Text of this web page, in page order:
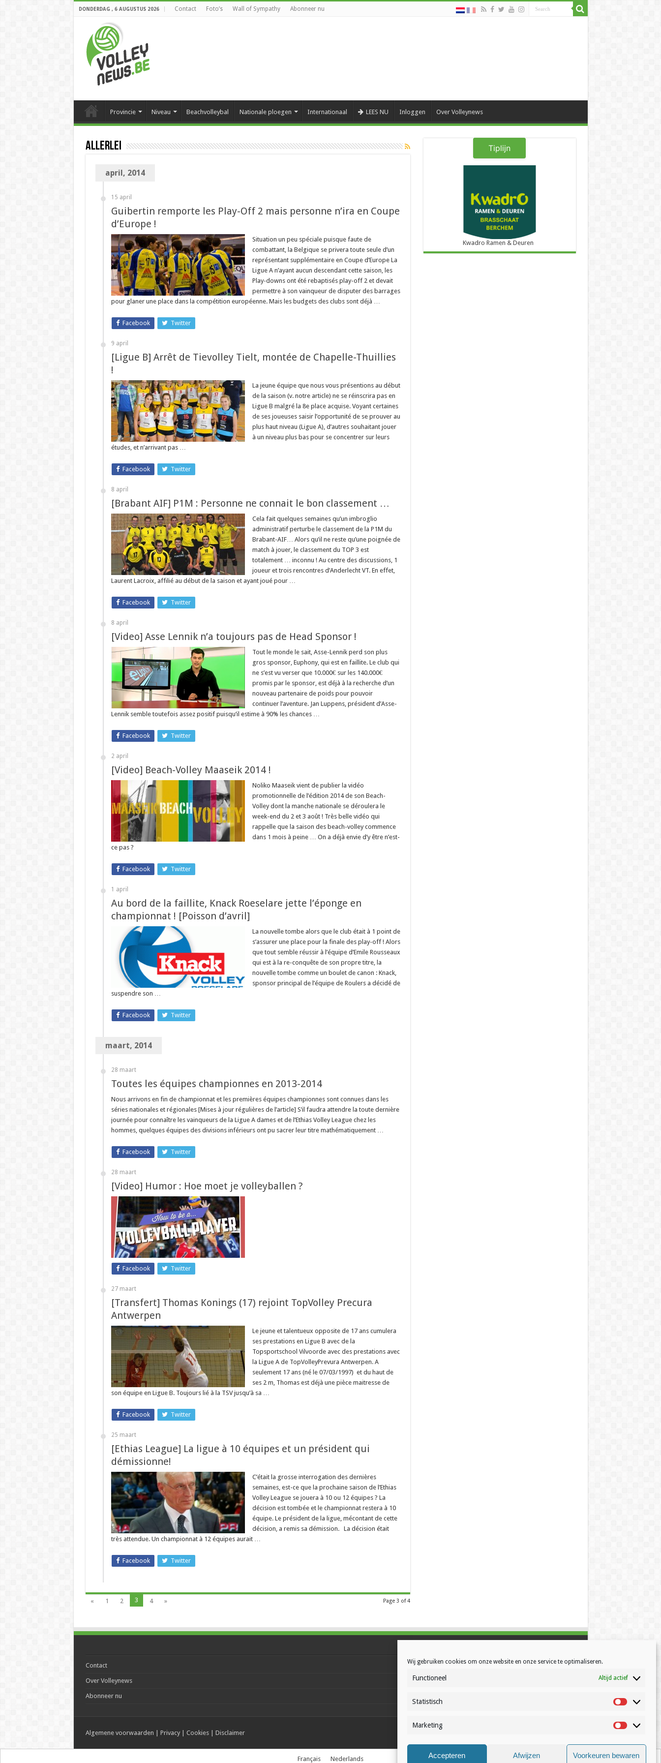
Wij gebruiken cookies om onze website en onze service te optimaliseren.
Functioneel Altijd actief
Statistisch Statistisch
Marketing Marketing
Accepteren Afwijzen Voorkeuren bewaren
DONDERDAG , 6 AUGUSTUS 2026 Contact Foto’s Wall of Sympathy Abonneer nu
Provincie Niveau Beachvolleybal Nationale ploegen Internationaal LEES NU Inloggen Over Volleynews
Allerlei
april, 2014
15 april
Guibertin remporte les Play-Off 2 mais personne n’ira en Coupe
d’Europe !
Situation un peu spéciale puisque faute de
combattant, la Belgique se privera toute seule d’un
représentant supplémentaire en Coupe d’Europe La
Ligue A n’ayant aucun descendant cette saison, les
Play-downs ont été rebaptisés play-off 2 et devait
permettre à son vainqueur de disputer des barrages
pour glaner une place dans la compétition européenne. Mais les budgets des clubs sont déjà …
Facebook Twitter
9 april
[Ligue B] Arrêt de Tievolley Tielt, montée de Chapelle-Thuillies
!
La jeune équipe que nous vous présentions au début
de la saison (v. notre article) ne se réinscrira pas en
Ligue B malgré la 8e place acquise. Voyant certaines
de ses joueuses saisir l’opportunité de se prouver au
plus haut niveau (Ligue A), d’autres souhaitant jouer
à un niveau plus bas pour se concentrer sur leurs
études, et n’arrivant pas …
Facebook Twitter
8 april
[Brabant AIF] P1M : Personne ne connait le bon classement …
Cela fait quelques semaines qu’un imbroglio
administratif perturbe le classement de la P1M du
Brabant-AIF… Alors qu’il ne reste qu’une poignée de
match à jouer, le classement du TOP 3 est
totalement … inconnu ! Au centre des discussions, 1
joueur et trois rencontres d’Anderlecht VT. En effet,
Laurent Lacroix, affilié au début de la saison et ayant joué pour …
Facebook Twitter
8 april
[Video] Asse Lennik n’a toujours pas de Head Sponsor !
Tout le monde le sait, Asse-Lennik perd son plus
gros sponsor, Euphony, qui est en faillite. Le club qui
ne s’est vu verser que 10.000€ sur les 140.000€
promis par le sponsor, est déjà à la recherche d’un
nouveau partenaire de poids pour pouvoir
continuer l’aventure. Jan Luppens, président d’Asse-
Lennik semble toutefois assez positif puisqu’il estime à 90% les chances …
Facebook Twitter
2 april
[Video] Beach-Volley Maaseik 2014 !
Noliko Maaseik vient de publier la vidéo
promotionnelle de l’édition 2014 de son Beach-
Volley dont la manche nationale se déroulera le
week-end du 2 et 3 août ! Très belle vidéo qui
rappelle que la saison des beach-volley commence
dans 1 mois à peine … On a déjà envie d’y être n’est-
ce pas ?
Facebook Twitter
1 april
Au bord de la faillite, Knack Roeselare jette l’éponge en
championnat ! [Poisson d’avril]
La nouvelle tombe alors que le club était à 1 point de
s’assurer une place pour la finale des play-off ! Alors
que tout semble réussir à l’équipe d’Emile Rousseaux
qui est à la re-conquête de son propre titre, la
nouvelle tombe comme un boulet de canon : Knack,
sponsor principal de l’équipe de Roulers a décidé de
suspendre son …
Facebook Twitter
maart, 2014
28 maart
Toutes les équipes championnes en 2013-2014
Nous arrivons en fin de championnat et les premières équipes championnes sont connues dans les
séries nationales et régionales [Mises à jour régulières de l’article] S’il faudra attendre la toute dernière
journée pour connaître les vainqueurs de la Ligue A dames et de l’Ethias Volley League chez les
hommes, quelques équipes des divisions inférieurs ont pu sacrer leur titre mathématiquement …
Facebook Twitter
28 maart
[Video] Humor : Hoe moet je volleyballen ?
Facebook Twitter
27 maart
[Transfert] Thomas Konings (17) rejoint TopVolley Precura
Antwerpen
Le jeune et talentueux opposite de 17 ans cumulera
ses prestations en Ligue B avec de la
Topsportschool Vilvoorde avec des prestations avec
la Ligue A de TopVolleyPrevura Antwerpen. A
seulement 17 ans (né le 07/03/1997) et du haut de
ses 2 m, Thomas est déjà une pièce maitresse de
son équipe en Ligue B. Toujours lié à la TSV jusqu’à sa …
Facebook Twitter
25 maart
[Ethias League] La ligue à 10 équipes et un président qui
démissionne!
C’était la grosse interrogation des dernières
semaines, est-ce que la prochaine saison de l’Ethias
Volley League se jouera à 10 ou 12 équipes ? La
décision est tombée et le championnat restera à 10
équipe. Le président de la ligue, mécontant de cette
décision, a remis sa démission. La décision était
très attendue. Un championnat à 12 équipes aurait …
Facebook Twitter
Page 3 of 4
« 1 2 3 4 »
Tiplijn
Kwadro Ramen & Deuren
Contact
Over Volleynews
Abonneer nu
Algemene voorwaarden Privacy| Cookies| Disclaimer
Français Nederlands